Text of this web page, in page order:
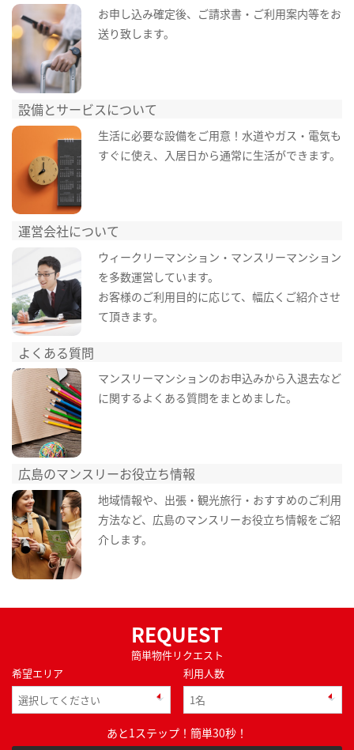
お申し込み確定後、ご請求書・ご利用案内等をお
送り致します。
設備とサービスについて
生活に必要な設備をご用意！水道やガス・電気も
すぐに使え、入居日から通常に生活ができます。
運営会社について
ウィークリーマンション・マンスリーマンション
を多数運営しています。
お客様のご利用目的に応じて、幅広くご紹介させ
て頂きます。
よくある質問
マンスリーマンションのお申込みから入退去など
に関するよくある質問をまとめました。
広島のマンスリーお役立ち情報
地域情報や、出張・観光旅行・おすすめのご利用
方法など、広島のマンスリーお役立ち情報をご紹
介します。
REQUEST
簡単物件リクエスト
希望エリア
利用人数
あと1ステップ！簡単30秒！